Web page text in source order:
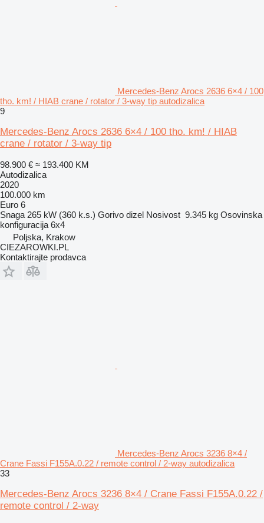
Mercedes-Benz Arocs 2636 6×4 / 100
tho. km! / HIAB crane / rotator / 3-way tip autodizalica
9
Mercedes-Benz Arocs 2636 6×4 / 100 tho. km! / HIAB
crane / rotator / 3-way tip
98.900 € ≈ 193.400 KM
Autodizalica
2020
100.000 km
Euro 6
Snaga 265 kW (360 k.s.) Gorivo dizel Nosivost 9.345 kg Osovinska
konfiguracija 6x4
Poljska, Krakow
CIEZAROWKI.PL
Kontaktirajte prodavca
Mercedes-Benz Arocs 3236 8×4 /
Crane Fassi F155A.0.22 / remote control / 2-way autodizalica
33
Mercedes-Benz Arocs 3236 8×4 / Crane Fassi F155A.0.22 /
remote control / 2-way